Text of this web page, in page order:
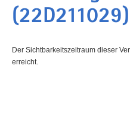
(22D211029)
Der Sichtbarkeitszeitraum dieser
erreicht.